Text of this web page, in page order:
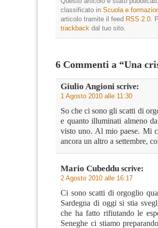
classificato in Scuola e
articolo tramite il feed RSS 2.0.
trackback dal tuo sito.
6 Commenti a “Una
Giulio Angioni scrive:
1 Agosto 2010 alle 11:30
So che ci sono gli scatti di
e quanto illuminati almeno
visto uno. Al mio paese. Mi
ancora un altro a settembre,
Mario Cubeddu scrive:
2 Agosto 2010 alle 16:17
Ci sono scatti di orgoglio
Sardegna di oggi si stia
che ha fatto rifiutando le
Seneghe ci stiamo